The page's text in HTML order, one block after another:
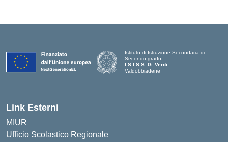
Istituto di Istruzione Secondaria di
Secondo grado
I.S.I.S.S. G. Verdi
Valdobbiadene
Link Esterni
MIUR
Ufficio Scolastico Regionale